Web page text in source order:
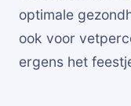
optimale
ook voor
ergens het